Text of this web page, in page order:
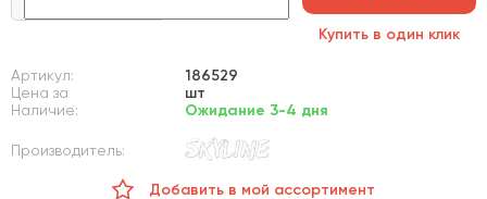
Купить в один клик
Артикул:
186529
Цена за
шт
Наличие:
Ожидание 3-4 дня
Производитель:
Добавить в мой ассортимент